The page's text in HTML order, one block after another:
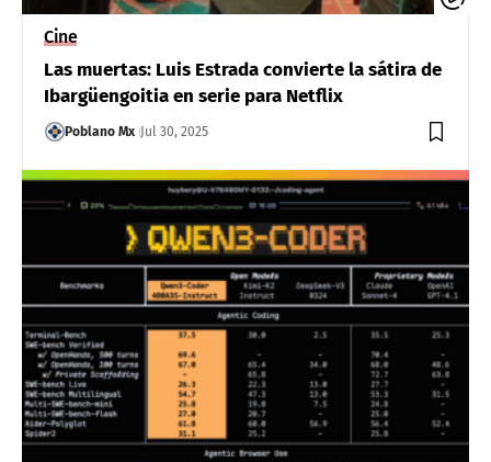
Cine
Las muertas: Luis Estrada convierte la sátira de
Ibargüengoitia en serie para Netflix
Poblano Mx Jul 30, 2025